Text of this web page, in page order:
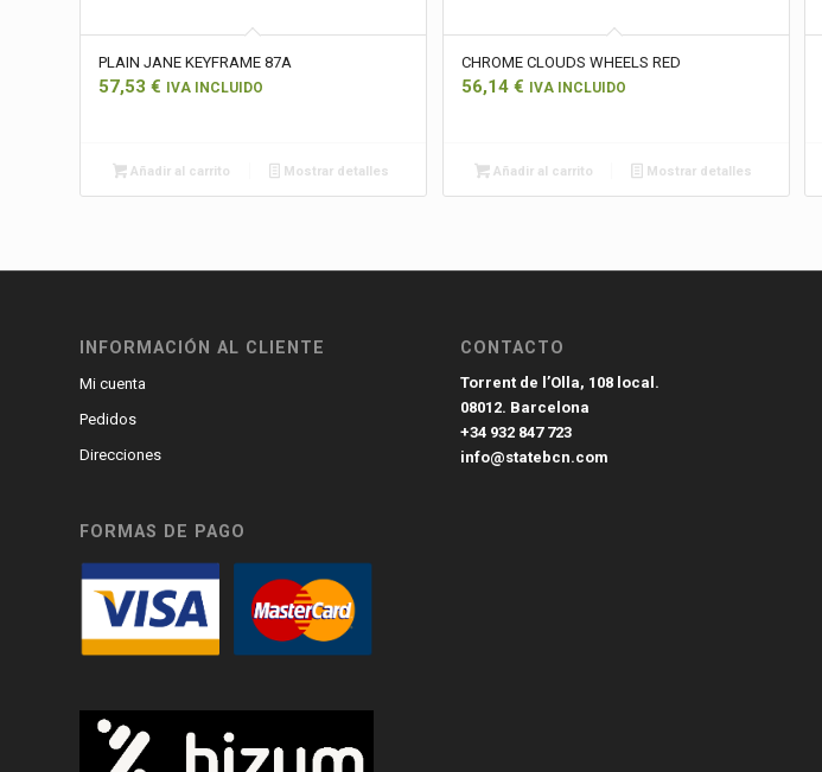
PLAIN JANE KEYFRAME 87A
57,53 € IVA INCLUIDO
Añadir al carrito Mostrar detalles
CHROME CLOUDS WHEELS RED
56,14 € IVA INCLUIDO
Añadir al carrito Mostrar detalles
INFORMACIÓN AL CLIENTE
Mi cuenta
Pedidos
Direcciones
FORMAS DE PAGO
CONTACTO
Torrent de l’Olla, 108 local.
08012. Barcelona
+34 932 847 723
info@statebcn.com